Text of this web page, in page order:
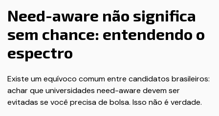
Need-aware não significa
sem chance: entendendo o
espectro
Existe um equívoco comum entre candidatos brasileiros:
achar que universidades need-aware devem ser
evitadas se você precisa de bolsa. Isso não é verdade.